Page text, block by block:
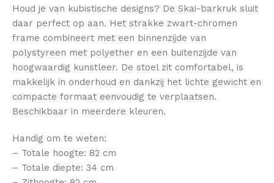
Houd je van kubistische designs? De Skai-barkruk sluit
daar perfect op aan. Het strakke zwart-chromen
frame combineert met een binnenzijde van
polystyreen met polyether en een buitenzijde van
hoogwaardig kunstleer. De stoel zit comfortabel, is
makkelijk in onderhoud en dankzij het lichte gewicht en
compacte formaat eenvoudig te verplaatsen.
Beschikbaar in meerdere kleuren.
Handig om te weten:
– Totale hoogte: 82 cm
– Totale diepte: 34 cm